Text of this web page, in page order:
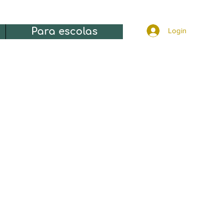
Para escolas Login